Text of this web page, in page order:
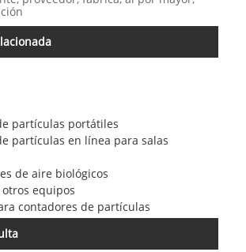
partículas portátiles
partículas en línea para salas
de aire biológicos
equipos
contadores de partículas